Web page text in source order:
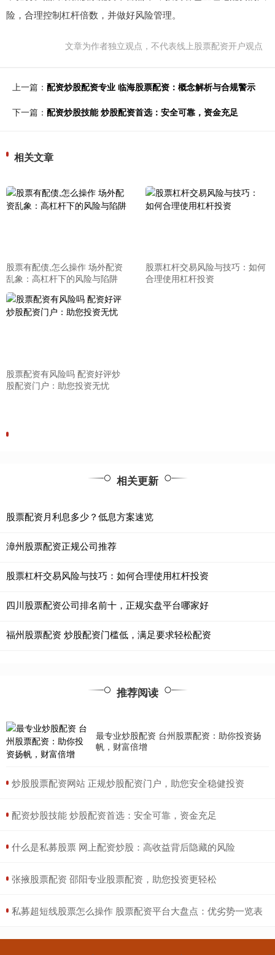
险，合理控制杠杆倍数，并做好风险管理。
文章为作者独立观点，不代表线上股票配资开户观点
上一篇： 配资炒股配资专业 临海股票配资：概念解析与合规警示
下一篇： 配资炒股技能 炒股配资首选：安全可靠，资金充足
相关文章
股票有配债,怎么操作 场外配资
乱象：高杠杆下的风险与陷阱
股票杠杆交易风险与技巧：如何
合理使用杠杆投资
股票配资有风险吗 配资好评炒
股配资门户：助您投资无忧
相关更新
股票配资月利息多少？低息方案速览
漳州股票配资正规公司推荐
股票杠杆交易风险与技巧：如何合理使用杠杆投资
四川股票配资公司排名前十，正规实盘平台哪家好
福州股票配资 炒股配资门槛低，满足要求轻松配资
推荐阅读
最专业炒股配资 台州股票配资：助你投资扬
帆，财富倍增
​炒股股票配资网站 正规炒股配资门户，助您安全稳健投资
​配资炒股技能 炒股配资首选：安全可靠，资金充足
​什么是私募股票 网上配资炒股：高收益背后隐藏的风险
​张掖股票配资 邵阳专业股票配资，助您投资更轻松
​私募超短线股票怎么操作 股票配资平台大盘点：优劣势一览表